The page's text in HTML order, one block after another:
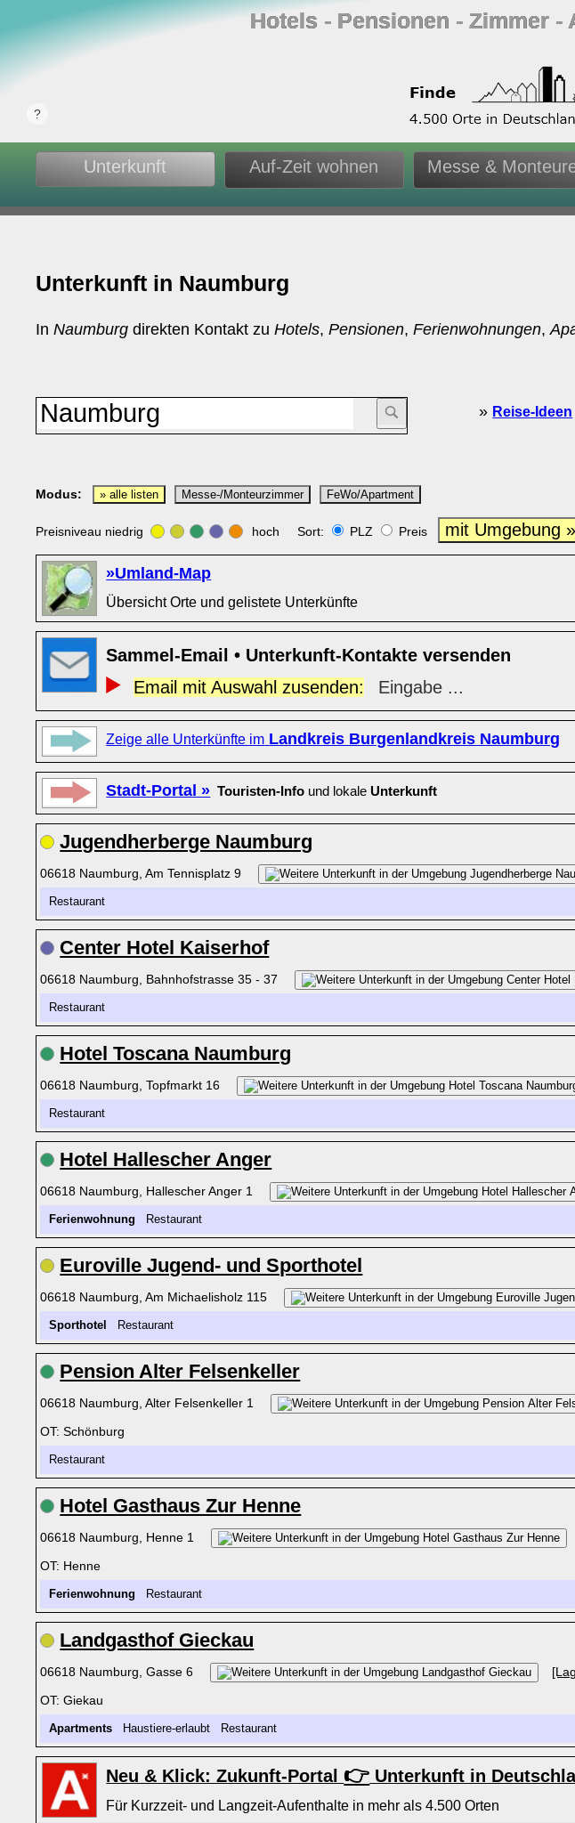
Hotels ‐ Pensionen ‐ Zimmer
Unterkunft Auf-Zeit wohnen Messe &
Unterkunft in Naumburg
InNaumburg direkten Kontakt zuHotels,Pensionen,Ferienwohnungen,
» Reise-Ideen
Modus: » alle listen Messe-/Monteurzimmer FeWo/Apartment
Preisniveau niedrig hoch Sort: PLZ Preis mit Umgebung »
»Umland-Map
Übersicht Orte und gelistete Unterkünfte
Sammel-Email • Unterkunft-Kontakte versenden
Email mit Auswahl zusenden:
Eingabe ...
Zeige alle Unterkünfte im Landkreis Burgenlandkreis Naumburg
Stadt-Portal » Touristen-Info und lokale Unterkunft
Jugendherberge Naumburg
06618 Naumburg, Am Tennisplatz 9
Restaurant
Center Hotel Kaiserhof
06618 Naumburg, Bahnhofstrasse 35 - 37
Restaurant
Hotel Toscana Naumburg
06618 Naumburg, Topfmarkt 16
Restaurant
Hotel Hallescher Anger
06618 Naumburg, Hallescher Anger 1
Ferienwohnung Restaurant
Euroville Jugend- und Sporthotel
06618 Naumburg, Am Michaelisholz 115
Sporthotel Restaurant
Pension Alter Felsenkeller
06618 Naumburg, Alter Felsenkeller 1
OT: Schönburg
Restaurant
Hotel Gasthaus Zur Henne
06618 Naumburg, Henne 1
OT: Henne
Ferienwohnung Restaurant
Landgasthof Gieckau
06618 Naumburg, Gasse 6
OT: Giekau
Apartments Haustiere-erlaubt Restaurant
Neu & Klick: Zukunft-Portal 👉 Unterkunft in
Für Kurzzeit- und Langzeit-Aufenthalte in mehr als 4.500 Orten